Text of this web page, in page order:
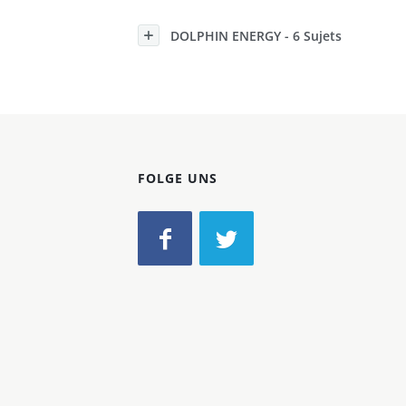
DOLPHIN ENERGY - 6 Sujets
FOLGE UNS